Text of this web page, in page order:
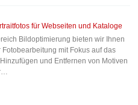
für Webseiten und Kataloge
Bildoptimierung bieten wir Ihnen
mit Fokus auf das
und Entfernen von Motiven